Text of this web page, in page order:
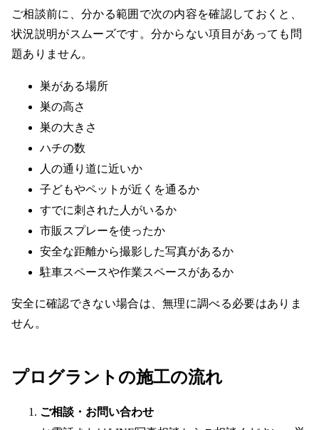
ご相談前に、分かる範囲で次の内容を確認しておくと、
状況説明がスムーズです。分からない項目があっても問
題ありません。
巣がある場所
巣の高さ
巣の大きさ
ハチの数
人の通り道に近いか
子どもやペットが近くを通るか
すでに刺された人がいるか
市販スプレーを使ったか
安全な距離から撮影した写真があるか
駐車スペースや作業スペースがあるか
安全に確認できない場合は、無理に調べる必要はありま
せん。
プログラントの施工の流れ
ご相談・お問い合わせ